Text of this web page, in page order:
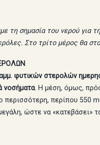
τη σημασία του νερού για
Στο τρίτο μέρος θα
φυτικών στερολών
νοσήματα. Η μέση, όμως,
περισσότερη, περίπου
ώστε να «κατεβάσει»